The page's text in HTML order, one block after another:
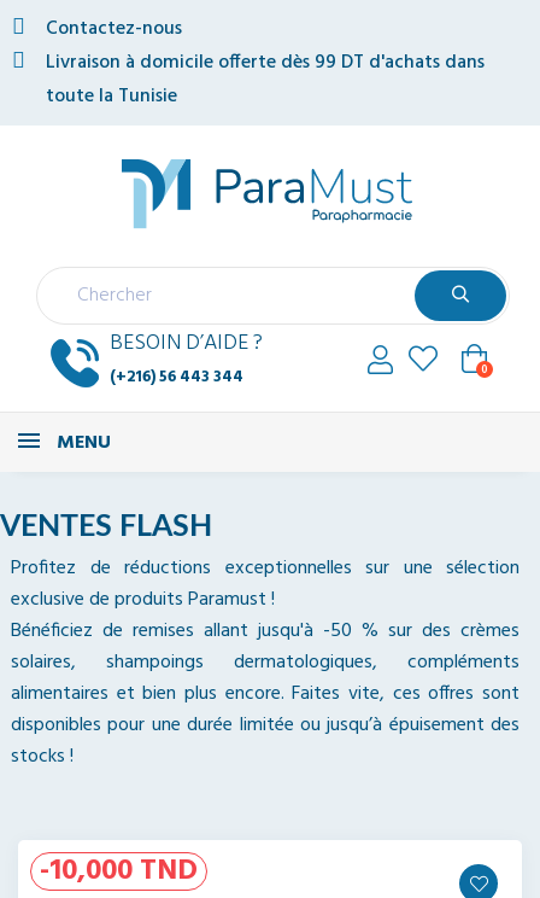
Contactez-nous
Livraison à domicile offerte dès 99 DT d'achats dans
toute la Tunisie
BESOIN D’AIDE ?
(+216) 56 443 344 0
MENU
VENTES FLASH
Profitez de réductions exceptionnelles sur une sélection
exclusive de produits Paramust !
Bénéficiez de remises allant jusqu'à -50 % sur des crèmes
solaires, shampoings dermatologiques, compléments
alimentaires et bien plus encore. Faites vite, ces offres sont
disponibles pour une durée limitée ou jusqu’à épuisement des
stocks !
-10% Nouveau